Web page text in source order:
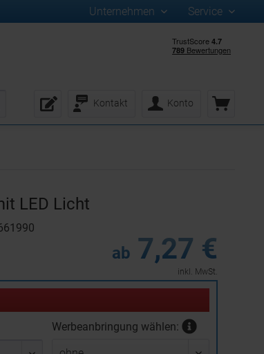
Unternehmen Service
Kontakt Konto
LED Licht
ab 7,27 €
inkl. MwSt.
Werbeanbringung wählen: